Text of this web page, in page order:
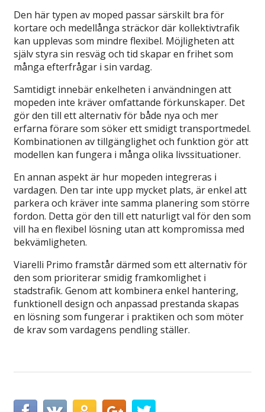
Den här typen av moped passar särskilt bra för
kortare och medellånga sträckor där kollektivtrafik
kan upplevas som mindre flexibel. Möjligheten att
själv styra sin resväg och tid skapar en frihet som
många efterfrågar i sin vardag.
Samtidigt innebär enkelheten i användningen att
mopeden inte kräver omfattande förkunskaper. Det
gör den till ett alternativ för både nya och mer
erfarna förare som söker ett smidigt transportmedel.
Kombinationen av tillgänglighet och funktion gör att
modellen kan fungera i många olika livssituationer.
En annan aspekt är hur mopeden integreras i
vardagen. Den tar inte upp mycket plats, är enkel att
parkera och kräver inte samma planering som större
fordon. Detta gör den till ett naturligt val för den som
vill ha en flexibel lösning utan att kompromissa med
bekvämligheten.
Viarelli Primo framstår därmed som ett alternativ för
den som prioriterar smidig framkomlighet i
stadstrafik. Genom att kombinera enkel hantering,
funktionell design och anpassad prestanda skapas
en lösning som fungerar i praktiken och som möter
de krav som vardagens pendling ställer.